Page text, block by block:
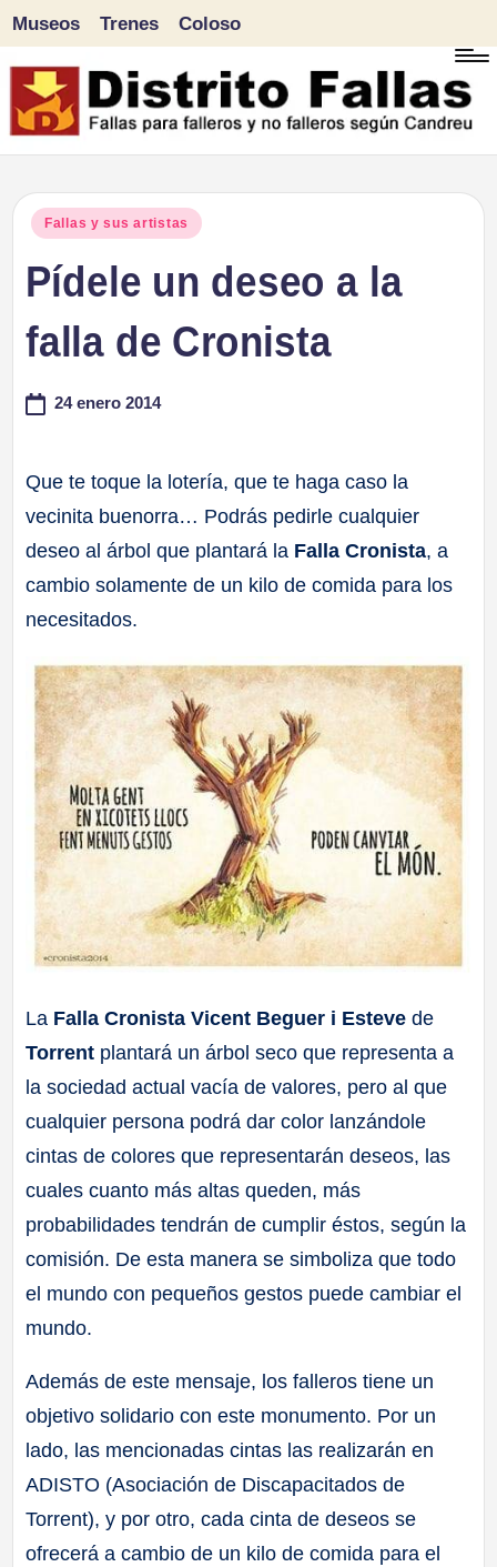
Saltar
al
Museos Trenes Coloso
Publicado
Fallas y sus artistas
Pídele un deseo a la
falla de Cronista
24 enero 2014
Que te toque la lotería, que te haga caso la
vecinita buenorra… Podrás pedirle cualquier
deseo al árbol que plantará la Falla Cronista, a
cambio solamente de un kilo de comida para los
necesitados.
La Falla Cronista Vicent Beguer i Esteve de
Torrent plantará un árbol seco que representa a
la sociedad actual vacía de valores, pero al que
cualquier persona podrá dar color lanzándole
cintas de colores que representarán deseos, las
cuales cuanto más altas queden, más
probabilidades tendrán de cumplir éstos, según la
comisión. De esta manera se simboliza que todo
el mundo con pequeños gestos puede cambiar el
mundo.
Además de este mensaje, los falleros tiene un
objetivo solidario con este monumento. Por un
lado, las mencionadas cintas las realizarán en
ADISTO (Asociación de Discapacitados de
Torrent), y por otro, cada cinta de deseos se
ofrecerá a cambio de un kilo de comida para el